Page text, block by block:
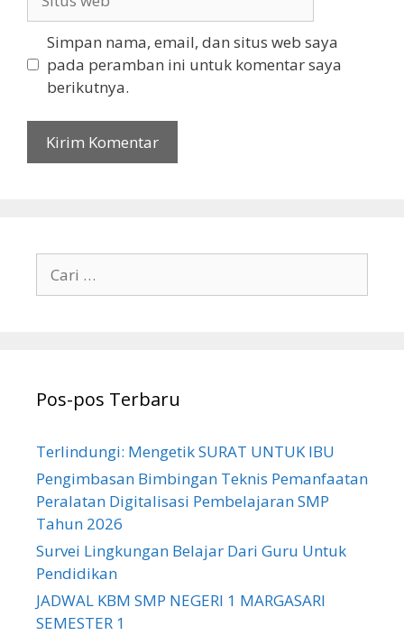
web
Simpan nama, email, dan situs web saya
pada peramban ini untuk komentar saya
berikutnya.
untuk:
Pos-pos Terbaru
Terlindungi: Mengetik SURAT UNTUK IBU
Pengimbasan Bimbingan Teknis Pemanfaatan
Peralatan Digitalisasi Pembelajaran SMP
Tahun 2026
Survei Lingkungan Belajar Dari Guru Untuk
Pendidikan
JADWAL KBM SMP NEGERI 1 MARGASARI
SEMESTER 1